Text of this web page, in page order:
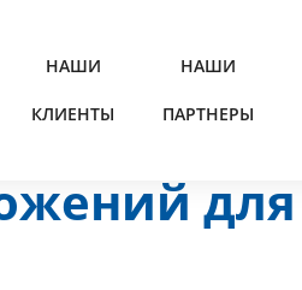
НАШИ
КЛИЕНТЫ
НАШИ
ПАРТНЕРЫ
для